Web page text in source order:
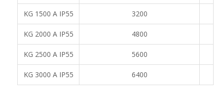
KG 1500 A IP55 3200
KG 2000 A IP55 4800
KG 2500 A IP55 5600
KG 3000 A IP55 6400